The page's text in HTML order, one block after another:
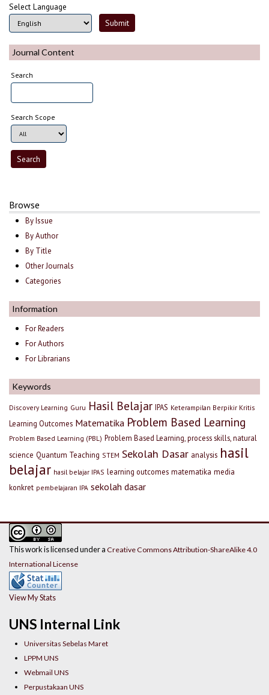
Select Language
Journal Content
Search
Search Scope
Browse
By Issue
By Author
By Title
Other Journals
Categories
Information
For Readers
For Authors
For Librarians
Keywords
Discovery Learning Guru Hasil Belajar IPAS Keterampilan Berpikir Kritis
Learning Outcomes Matematika Problem Based Learning
Problem Based Learning (PBL) Problem Based Learning, process skills, natural
science Quantum Teaching STEM Sekolah Dasar analysis hasil
belajar hasil belajar IPAS learning outcomes matematika media
konkret pembelajaran IPA sekolah dasar
UNS Internal Link
Universitas Sebelas Maret
LPPM UNS
Webmail UNS
Perpustakaan UNS
This work is licensed under a Creative Commons Attribution-ShareAlike 4.0
International License
View My Stats